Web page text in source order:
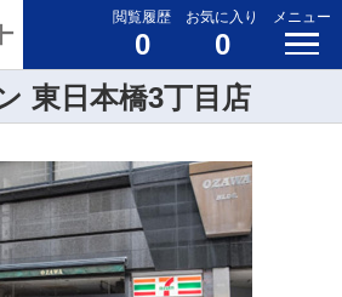
閲覧履歴
0
お気に入り
0
メニュー
東日本橋3丁目店